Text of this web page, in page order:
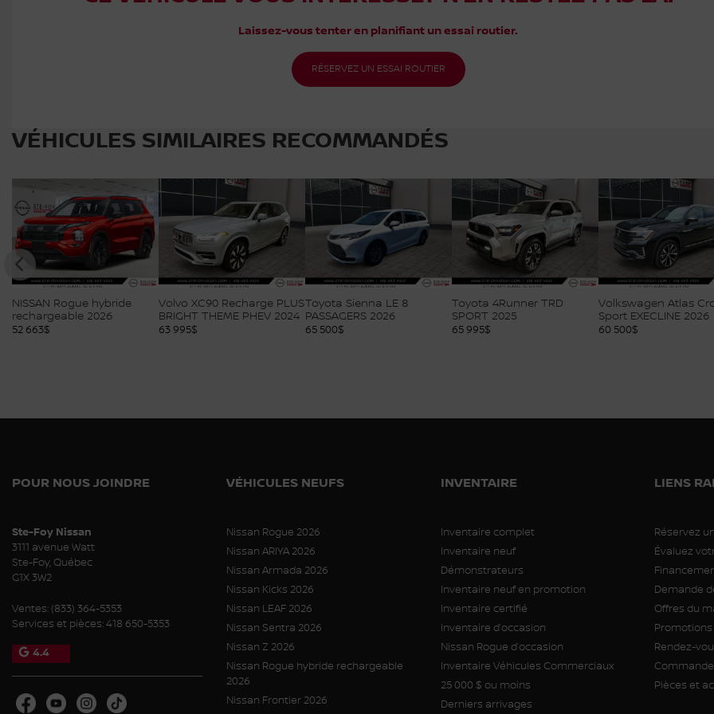
Laissez-vous tenter en planifiant un essai routier.
RÉSERVEZ UN ESSAI ROUTIER
VÉHICULES SIMILAIRES RECOMMANDÉS
NISSAN Rogue hybride
rechargeable 2026
52 663$
Volvo XC90 Recharge PLUS
BRIGHT THEME PHEV 2024
63 995$
Toyota Sienna LE 8
PASSAGERS 2026
65 500$
Toyota 4Runner TRD
SPORT 2025
65 995$
Volkswagen Atlas
Sport EXECLINE 2026
60 500$
POUR NOUS JOINDRE
Ste-Foy Nissan
3111 avenue Watt
Ste-Foy, Québec
G1X 3W2
Ventes: (833) 364-5353
Services et pièces:418 650-5353
4.4
VÉHICULES NEUFS
Nissan Rogue 2026
Nissan ARIYA 2026
Nissan Armada 2026
Nissan Kicks 2026
Nissan LEAF 2026
Nissan Sentra 2026
Nissan Z 2026
Nissan Rogue hybride rechargeable
2026
Nissan Frontier 2026
INVENTAIRE
Inventaire complet
Inventaire neuf
Démonstrateurs
Inventaire neuf en promotion
Inventaire certifié
Inventaire d’occasion
Nissan Rogue d’occasion
Inventaire Véhicules Commerciaux
25 000 $ ou moins
Derniers arrivages
LIENS
Réservez
Évaluez
Demande
Offres du
Rendez-
Pièces et